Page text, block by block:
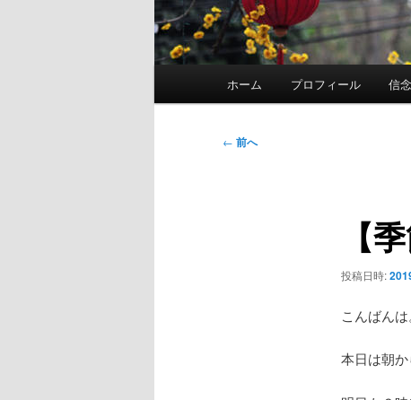
ホーム プロフィール 信念
投
← 前へ
【
投稿日時:
こんばんは
本日は朝